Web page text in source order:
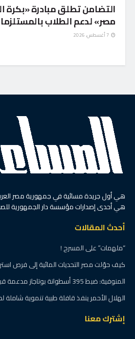
التضامن تطلق مبادرة «بكرة
مصر» لدعم الطلاب
الرئيسية آخر الأخبار
مايا مرسى تكتب:
العالم.. حين تصبح
العنصرية انتقائية